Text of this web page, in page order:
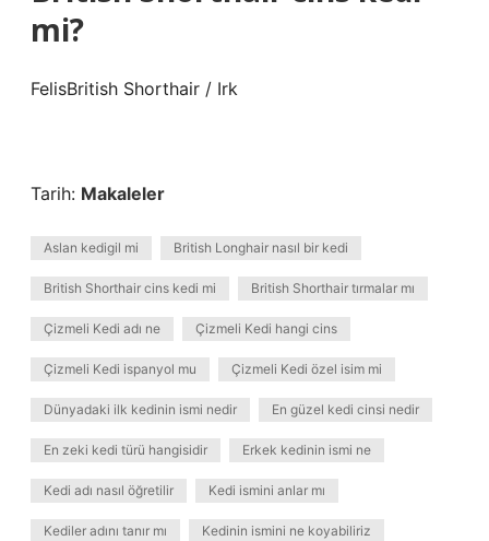
mi?
FelisBritish Shorthair / Irk
Tarih: Makaleler
Aslan kedigil mi British Longhair nasıl bir kedi
British Shorthair cins kedi mi British Shorthair tırmalar mı
Çizmeli Kedi adı ne Çizmeli Kedi hangi cins
Çizmeli Kedi ispanyol mu Çizmeli Kedi özel isim mi
Dünyadaki ilk kedinin ismi nedir En güzel kedi cinsi nedir
En zeki kedi türü hangisidir Erkek kedinin ismi ne
Kedi adı nasıl öğretilir Kedi ismini anlar mı
Kediler adını tanır mı Kedinin ismini ne koyabiliriz